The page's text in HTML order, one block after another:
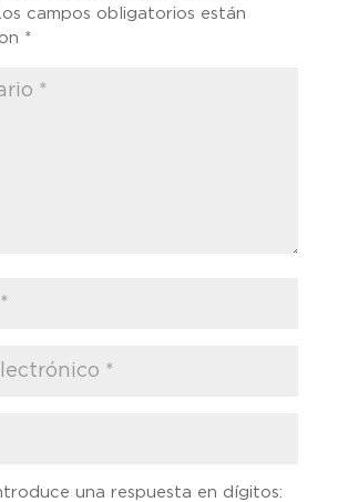
Los campos obligatorios están
*
una respuesta en dígitos: